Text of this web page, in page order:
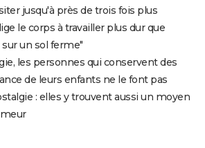
jusqu'à près de trois fois plus
le corps à travailler plus dur que
un sol ferme"
les personnes qui conservent des
de leurs enfants ne le font pas
: elles y trouvent aussi un moyen